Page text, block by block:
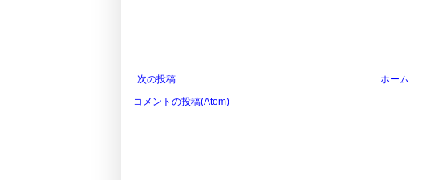
次の投稿
ホーム
コメントの投稿(Atom)